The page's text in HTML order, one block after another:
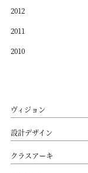
2012
2011
2010
ヴィジョン
設計デザイン
クラスアーキ